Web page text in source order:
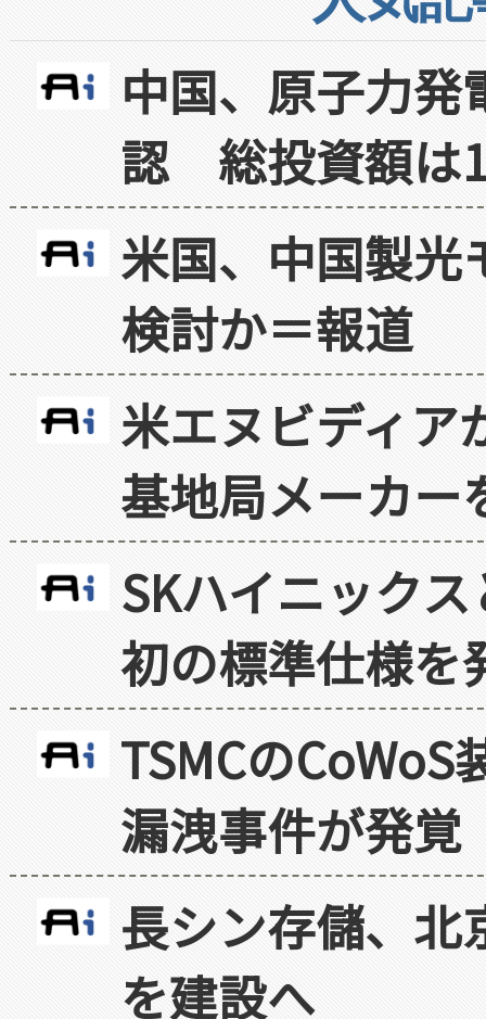
中国、原子力
認 総投資額は
米国、中国製光
検討か＝報道
米エヌビディア
基地局メーカー
SKハイニック
初の標準仕様を
TSMCの
漏洩事件が発覚
長シン存儲、北
を建設へ